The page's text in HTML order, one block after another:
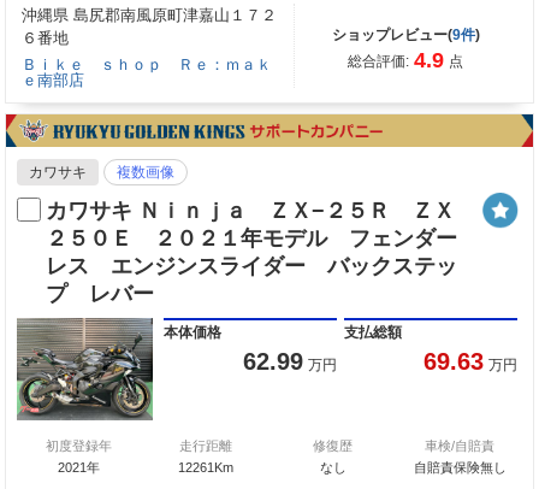
沖縄県 島尻郡南風原町津嘉山１７２
６番地
Ｂｉｋｅ ｓｈｏｐ Ｒｅ：ｍａｋ
ｅ南部店
ショップレビュー(9件)
総合評価: 4.9 点
カワサキ 複数画像
カワサキ Ｎｉｎｊａ ＺＸ−２５Ｒ ＺＸ
２５０Ｅ ２０２１年モデル フェンダー
レス エンジンスライダー バックステッ
プ レバー
本体価格
62.99 万円
支払総額
69.63 万円
初度登録年
2021年
走行距離
12261Km
修復歴
なし
車検/自賠責
自賠責保険無し